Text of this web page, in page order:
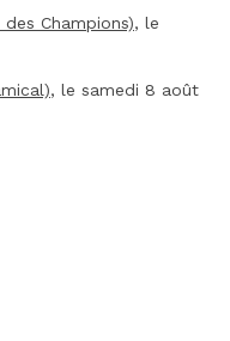
Champions), le
, le samedi 8 août